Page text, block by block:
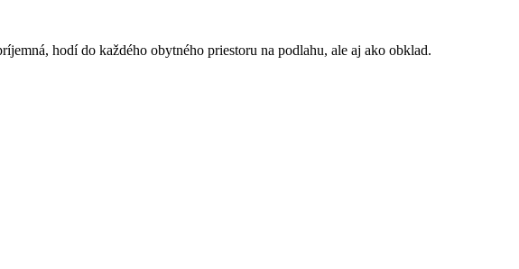
hodí do každého obytného priestoru na podlahu, ale aj ako obklad.